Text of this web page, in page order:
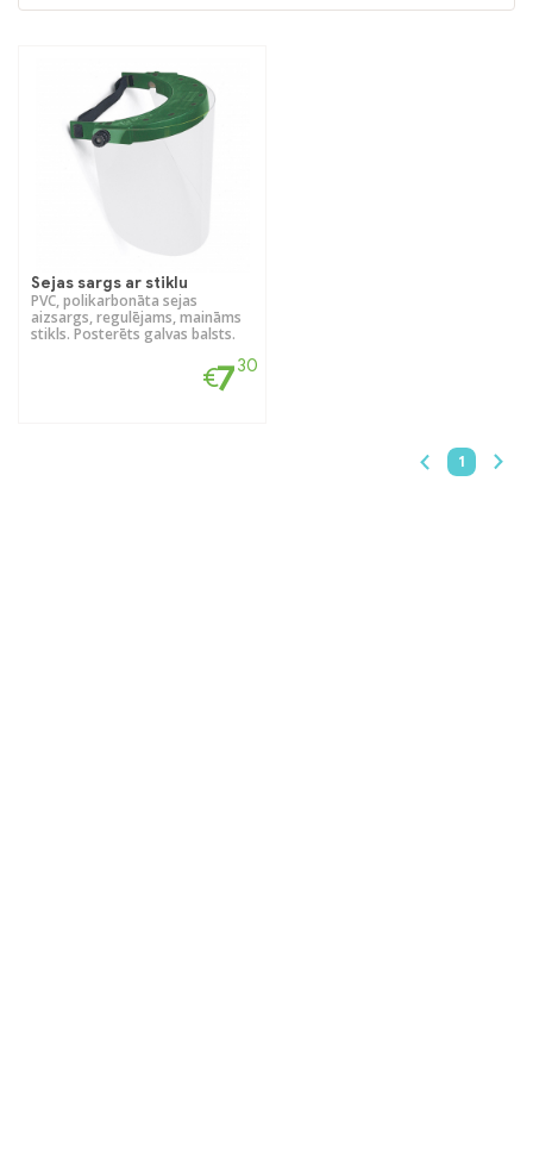
Sejas sargs ar stiklu
PVC, polikarbonāta sejas
aizsargs, regulējams, maināms
stikls. Posterēts galvas balsts.
€730
1